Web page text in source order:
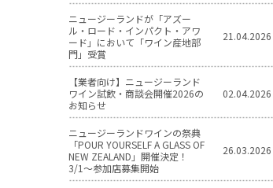
ニュージーランドが「アズー
ル・ロード・インパクト・アワ
ード」において「ワイン産地部
門」受賞
21.04.2026
【業者向け】ニュージーランド
ワイン試飲・商談会開催2026の
お知らせ
02.04.2026
ニュージーランドワインの祭典
「POUR YOURSELF A GLASS OF
NEW ZEALAND」開催決定！
3/1〜参加店募集開始
26.03.2026